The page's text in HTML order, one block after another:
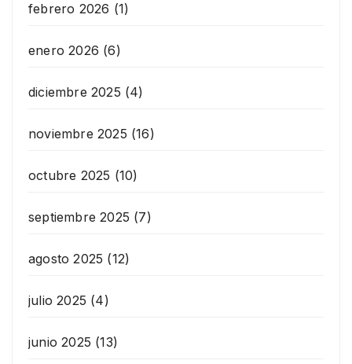
febrero 2026 (1)
enero 2026 (6)
diciembre 2025 (4)
noviembre 2025 (16)
octubre 2025 (10)
septiembre 2025 (7)
agosto 2025 (12)
julio 2025 (4)
junio 2025 (13)